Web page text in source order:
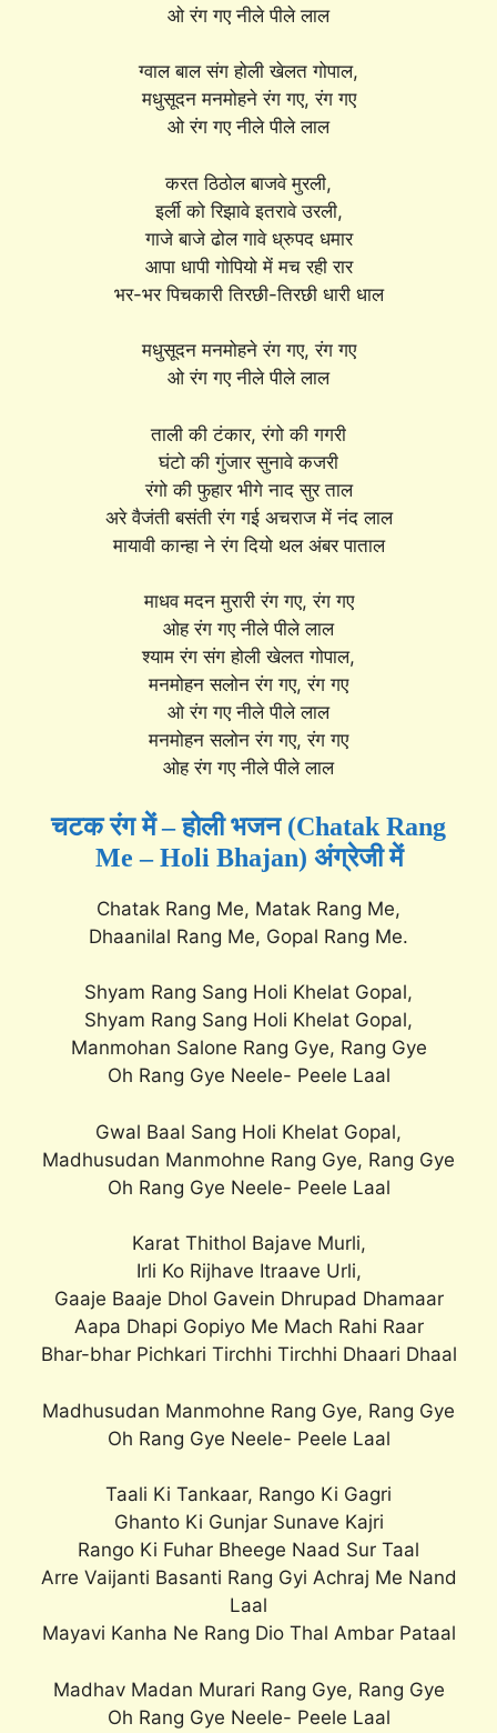
ओ रंग गए नीले पीले लाल
ग्वाल बाल संग होली खेलत गोपाल,
मधुसूदन मनमोहने रंग गए, रंग गए
ओ रंग गए नीले पीले लाल
करत ठिठोल बाजवे मुरली,
इर्ली को रिझावे इतरावे उरली,
गाजे बाजे ढोल गावे ध्रुपद धमार
आपा धापी गोपियो में मच रही रार
भर-भर पिचकारी तिरछी-तिरछी धारी धाल
मधुसूदन मनमोहने रंग गए, रंग गए
ओ रंग गए नीले पीले लाल
ताली की टंकार, रंगो की गगरी
घंटो की गुंजार सुनावे कजरी
रंगो की फुहार भीगे नाद सुर ताल
अरे वैजंती बसंती रंग गई अचराज में नंद लाल
मायावी कान्हा ने रंग दियो थल अंबर पाताल
माधव मदन मुरारी रंग गए, रंग गए
ओह रंग गए नीले पीले लाल
श्याम रंग संग होली खेलत गोपाल,
मनमोहन सलोन रंग गए, रंग गए
ओ रंग गए नीले पीले लाल
मनमोहन सलोन रंग गए, रंग गए
ओह रंग गए नीले पीले लाल
चटक रंग में – होली भजन (Chatak Rang
Me – Holi Bhajan) अंग्रेजी में
Chatak Rang Me, Matak Rang Me,
Dhaanilal Rang Me, Gopal Rang Me.
Shyam Rang Sang Holi Khelat Gopal,
Shyam Rang Sang Holi Khelat Gopal,
Manmohan Salone Rang Gye, Rang Gye
Oh Rang Gye Neele- Peele Laal
Gwal Baal Sang Holi Khelat Gopal,
Madhusudan Manmohne Rang Gye, Rang Gye
Oh Rang Gye Neele- Peele Laal
Karat Thithol Bajave Murli,
Irli Ko Rijhave Itraave Urli,
Gaaje Baaje Dhol Gavein Dhrupad Dhamaar
Aapa Dhapi Gopiyo Me Mach Rahi Raar
Bhar-bhar Pichkari Tirchhi Tirchhi Dhaari Dhaal
Madhusudan Manmohne Rang Gye, Rang Gye
Oh Rang Gye Neele- Peele Laal
Taali Ki Tankaar, Rango Ki Gagri
Ghanto Ki Gunjar Sunave Kajri
Rango Ki Fuhar Bheege Naad Sur Taal
Arre Vaijanti Basanti Rang Gyi Achraj Me Nand
Laal
Mayavi Kanha Ne Rang Dio Thal Ambar Pataal
Madhav Madan Murari Rang Gye, Rang Gye
Oh Rang Gye Neele- Peele Laal